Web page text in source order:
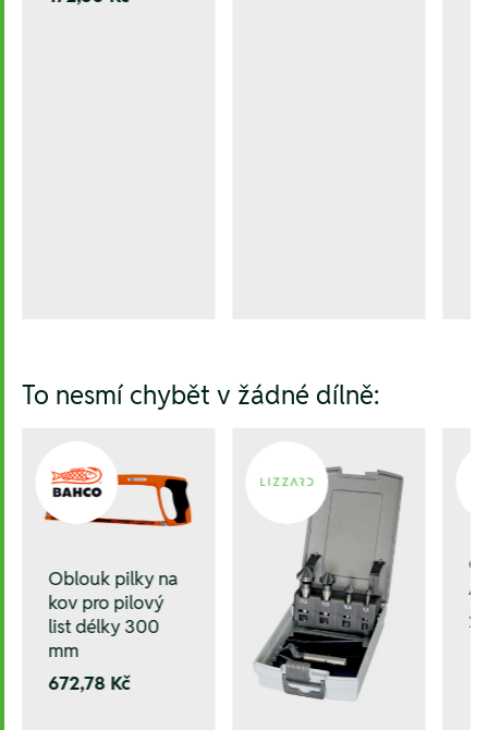
To nesmí chybět v žádné dílně:
Oblouk pilky na
kov pro pilový
list délky 300
mm
672,78 Kč